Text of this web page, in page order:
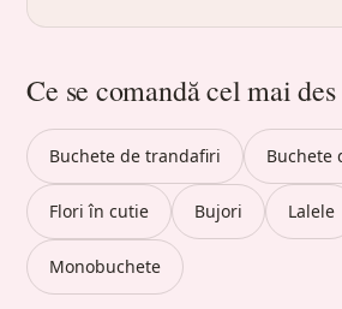
Ce se comandă cel mai des
Buchete de trandafiri Buchete
Flori în cutie Bujori Lalele
Monobuchete